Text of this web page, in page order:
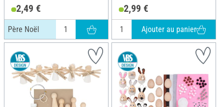
2,49 €
Père Noël
2,99 €
Ajouter au panier